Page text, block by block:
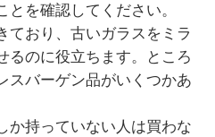
を確認してください。
ており、古いガラスをミラ
るのに役立ちます。ところ
スバーゲン品がいくつかあ
か持っていない人は買わな